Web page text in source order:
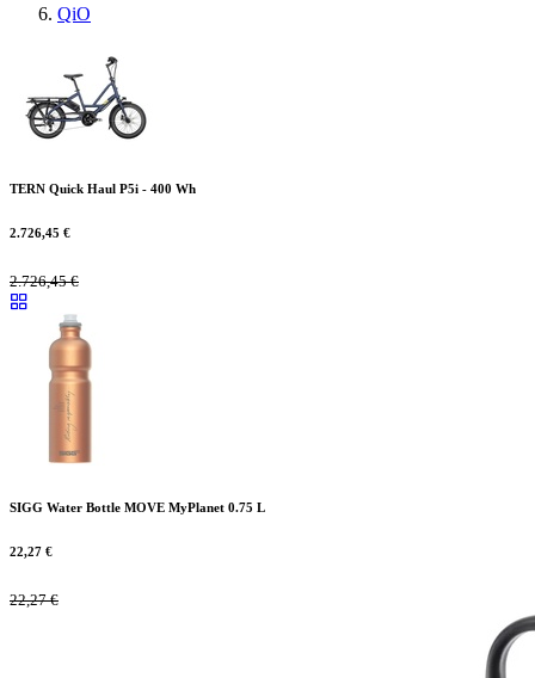
QiO
TERN Quick Haul P5i - 400 Wh
2.726,45 €
2.726,45€
SIGG Water Bottle MOVE MyPlanet 0.75 L
22,27 €
22,27€